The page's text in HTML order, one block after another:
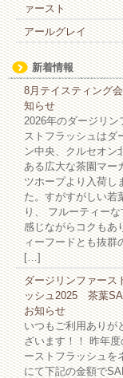
ァースト
アールグレイ
新着情報
8月テイスティング
知らせ
2026年のダージリン
ストフラッシュはダ
ン中央、クルセオン
ある広大な茶園マー
ツホープより入荷し
た。すがすがしい若
り、 フルーティーな
感じながらコクもあ
ィーフードとも抜群
[…]
ダージリンファース
ッシュ2025 茶葉
お知らせ
いつもご利用ありが
ざいます！！ 昨年度
ーストフラッシュを
にて下記の金額で